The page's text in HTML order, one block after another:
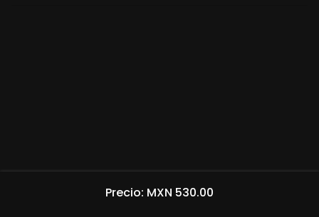
Precio: MXN 530.00